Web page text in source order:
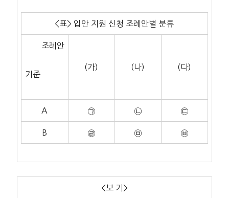
<표> 입안 지원 신청 조례안별 분류
조례안
기준
(가) (나) (다)
A ㉠ ㉡ ㉢
B ㉣ ㉤ ㉥
<보 기>